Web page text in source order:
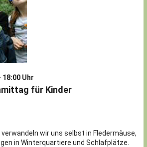
18:00 Uhr
für Kinder
wir uns selbst in Fledermäuse,
in Winterquartiere und Schlafplätze.